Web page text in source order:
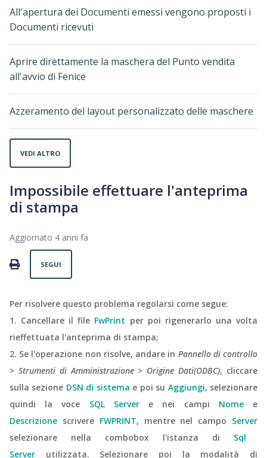
All'apertura dei Documenti emessi vengono proposti i
Documenti ricevuti
Aprire direttamente la maschera del Punto vendita
all'avvio di Fenice
Azzeramento del layout personalizzato delle maschere
VEDI ALTRO
Impossibile effettuare l'anteprima
di stampa
Aggiornato 4 anni fa
PRINT
SEGUI
Per risolvere questo problema regolarsi come segue:
1. Cancellare il file FwPrint per poi rigenerarlo una volta
rieffettuata l'anteprima di stampa;
2. Se l'operazione non risolve, andare in Pannello di controllo
> Strumenti di Amministrazione > Origine Dati(ODBC), cliccare
sulla sezione DSN di sistema e poi su Aggiungi, selezionare
quindi la voce SQL Servere nei campi Nomee
Descrizione scrivere FWPRINT, mentre nel campo Server
selezionare nella combobox l'istanza di Sql
Server
utilizzata. Selezionare poi la modalità di